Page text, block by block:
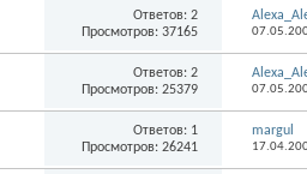
Ответов: 2
Просмотров: 37165
Ответов: 2
Просмотров: 25379
Ответов: 1
Просмотров: 26241
margul